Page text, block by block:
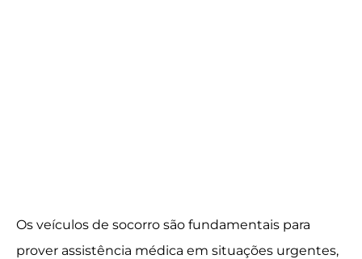
Os veículos de socorro são fundamentais para
prover assistência médica em situações urgentes,